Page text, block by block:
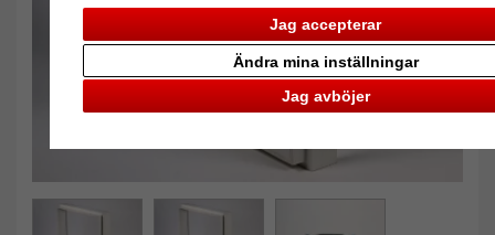
Jag accepterar
Jag avböjer
Ändra mina inställningar